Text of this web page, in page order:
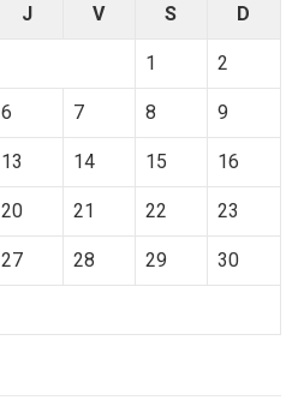
J V S D
1 2
6 7 8 9
13 14 15 16
20 21 22 23
27 28 29 30